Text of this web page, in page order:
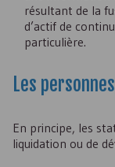
résultant de la
d’actif de
particulière.
Les
En principe, les
liquidation ou de